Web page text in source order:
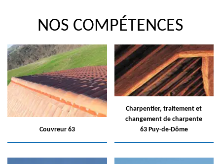
NOS COMPÉTENCES
Couvreur 63
Charpentier, traitement et
changement de charpente
63 Puy-de-Dôme